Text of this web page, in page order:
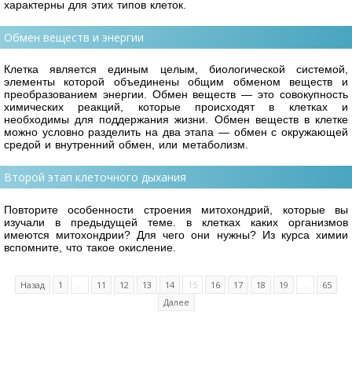
характерны для этих типов клеток.
Обмен веществ и энергии
Клетка является единым целым, биологической системой,
элементы которой объединены общим обменом веществ и
преобразованием энергии. Обмен веществ — это совокупность
химических реакций, которые происходят в клетках и
необходимы для поддержания жизни. Обмен веществ в клетке
можно условно разделить на два этапа — обмен с окружающей
средой и внутренний обмен, или метаболизм.
Второй этап клеточного дыхания
Повторите особенности строения митохондрий, которые вы
изучали в предыдущей теме. в клетках каких организмов
имеются митохондрии? Для чего они нужны? Из курса химии
вспомните, что такое окисление.
Назад 1 ... 11 12 13 14 15 16 17 18 19 ...
65
Далее